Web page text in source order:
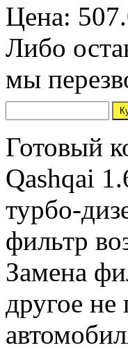
Цена:
Либо
мы
Готовый
Qashqai
турбо-
фильтр
Замена
другое